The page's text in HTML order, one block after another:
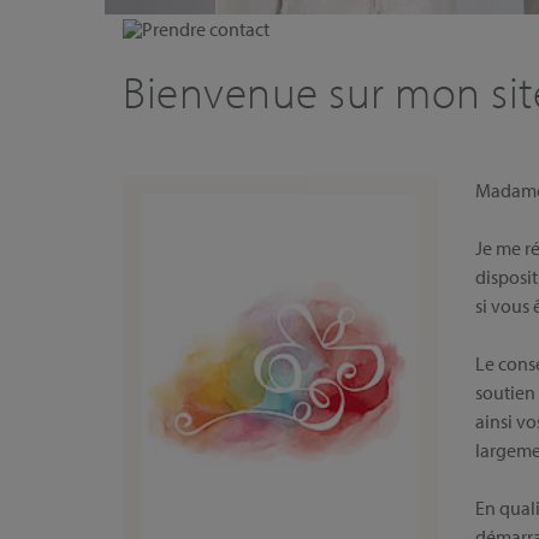
Prendre contact
Bienvenue sur mon
Je me
si vous
Le
soutien
ainsi
En